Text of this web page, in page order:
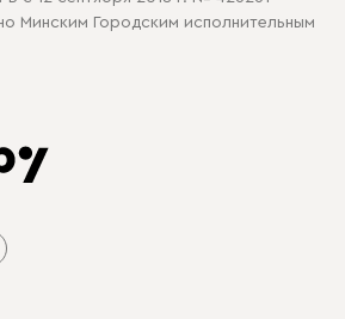
Минским Городским исполнительным